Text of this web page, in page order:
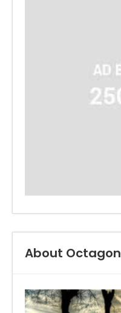
About Octagon